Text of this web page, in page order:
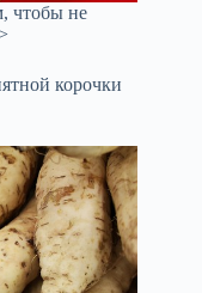
чтобы не
корочки